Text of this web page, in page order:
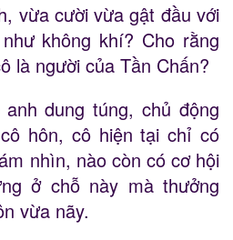
vừa cười vừa gật đầu với
không khí? Cho rằng
là người của Tần Chấn?
dung túng, chủ động
hôn, cô hiện tại chỉ có
nhìn, nào còn có cơ hội
ở chỗ này mà thưởng
vừa nãy.